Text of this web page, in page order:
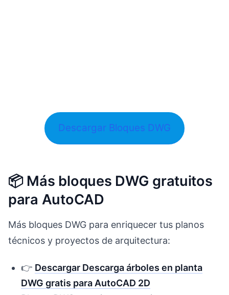
Descargar Bloques DWG
📦 Más bloques DWG gratuitos
para AutoCAD
Más bloques DWG para enriquecer tus planos
técnicos y proyectos de arquitectura:
👉 Descargar Descarga árboles en planta
DWG gratis para AutoCAD 2D